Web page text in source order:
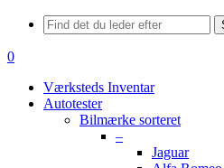
search
0
Værksteds Inventar
Autotester
Bilmærke sorteret
–
Jaguar